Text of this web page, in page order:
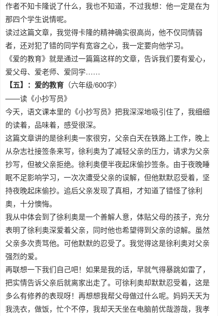
作者不知卡隆说了什么，我也不知道，不过我想：他一定是在为
那四个学生说情呢。
读过这篇文章，我觉得卡隆的精神确实很高尚，他不仅同情弱
者，还对犯了错的同学有宽容之心，我一定要向他学习。
《爱的教育》就是通过一篇篇这样的文章，告诉我们要有爱心，
爱父母、爱老师、爱同学……
【五】：爱的教育 （六年级/600字）
——读《小抄写员》
今天，语文课本里的《小抄写员》把我深深地吸引住了，我细细
的读着，品味着，感受很深。
这篇文章讲的是徐利奥一家很穷，父亲白天在铁路上工作，晚上
从杂志社接签条来写，徐利奥为了减轻父亲的压力，请求为父亲
抄写，但被父亲拒绝。徐利奥便半夜起床偷抄签条。由于夜晚睡
眠不足影响学习，一次次遭受父亲的误解，但他默默忍受着，坚
持夜晚起床偷抄。追后父亲发现了真相，才知道了错怪了徐利
奥，十分懊悔。
我从中体会到了徐利奥是一个善解人意，体贴父母的孩子，充分
表明了徐利奥深爱着父亲，同时他也希望得到父亲的谅解。虽然
父亲多次责骂他。可他默默的忍受了。我觉得这是徐利奥对父亲
强烈的爱。
再联想一下我们自己吧！如果是我的话，早就气得暴跳如雷了，
把实情告诉父亲后就离家出走了。可徐利奥却默默忍受着，这是
多么有修养的表现呀！再想想我帮父母做过什么呢。妈妈天天为
我洗衣，做饭，忙个不停，我却天天坐在电脑前优哉游哉，我孝